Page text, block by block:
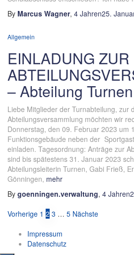
By Marcus Wagner, 4 Jahren25.
Allgemein
EINLADUNG ZUR
– Abteilung
Liebe Mitglieder der Turnabteilung, zur
Abteilungsversammlung möchten wir
Donnerstag, den 09. Februar 2023 um
Funktionsgebäude neben der
einladen. Tagesordnung: Anträge zur
sind bis spätestens 31. Januar 2023
Abteilungsleiterin Turnen, Gabi Frieß,
Gönningen, mehr
By goenningen.verwaltung, 4 Jahren
der
Beiträge
Vorherige 1 2 3 … 5 Nächste
Impressum
Datenschutz